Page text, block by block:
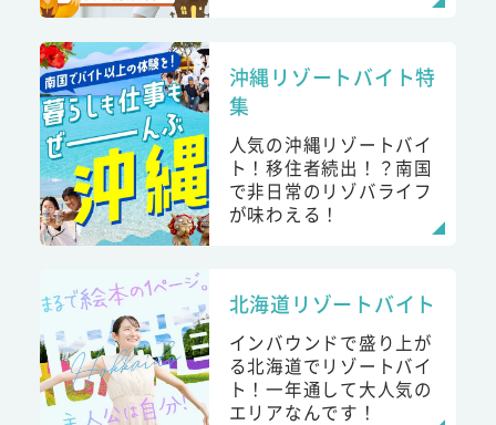
沖縄リゾートバイト特
集
人気の沖縄リゾートバイ
ト！移住者続出！？南国
で非日常のリゾバライフ
が味わえる！
北海道リゾートバイト
インバウンドで盛り上が
る北海道でリゾートバイ
ト！一年通して大人気の
エリアなんです！